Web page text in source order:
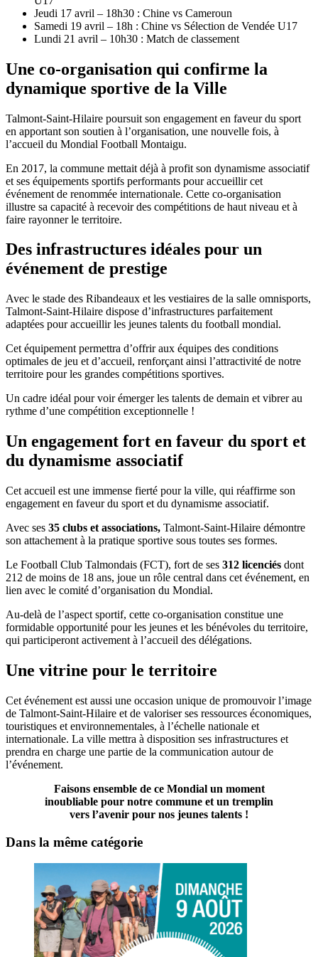
Jeudi 17 avril – 18h30 : Chine vs Cameroun
Samedi 19 avril – 18h : Chine vs Sélection de Vendée U17
Lundi 21 avril – 10h30 : Match de classement
Une co-organisation qui confirme la
dynamique sportive de la Ville
Talmont-Saint-Hilaire poursuit son engagement en faveur du sport
en apportant son soutien à l’organisation, une nouvelle fois, à
l’accueil du Mondial Football Montaigu.
En 2017, la commune mettait déjà à profit son dynamisme associatif
et ses équipements sportifs performants pour accueillir cet
événement de renommée internationale. Cette co-organisation
illustre sa capacité à recevoir des compétitions de haut niveau et à
faire rayonner le territoire.
Des infrastructures idéales pour un
événement de prestige
Avec le stade des Ribandeaux et les vestiaires de la salle omnisports,
Talmont-Saint-Hilaire dispose d’infrastructures parfaitement
adaptées pour accueillir les jeunes talents du football mondial.
Cet équipement permettra d’offrir aux équipes des conditions
optimales de jeu et d’accueil, renforçant ainsi l’attractivité de notre
territoire pour les grandes compétitions sportives.
Un cadre idéal pour voir émerger les talents de demain et vibrer au
rythme d’une compétition exceptionnelle !
Un engagement fort en faveur du sport et
du dynamisme associatif
Cet accueil est une immense fierté pour la ville, qui réaffirme son
engagement en faveur du sport et du dynamisme associatif.
Avec ses 35 clubs et associations, Talmont-Saint-Hilaire démontre
son attachement à la pratique sportive sous toutes ses formes.
Le Football Club Talmondais (FCT), fort de ses 312 licenciés dont
212 de moins de 18 ans, joue un rôle central dans cet événement, en
lien avec le comité d’organisation du Mondial.
Au-delà de l’aspect sportif, cette co-organisation constitue une
formidable opportunité pour les jeunes et les bénévoles du territoire,
qui participeront activement à l’accueil des délégations.
Une vitrine pour le territoire
Cet événement est aussi une occasion unique de promouvoir l’image
de Talmont-Saint-Hilaire et de valoriser ses ressources économiques,
touristiques et environnementales, à l’échelle nationale et
internationale. La ville mettra à disposition ses infrastructures et
prendra en charge une partie de la communication autour de
l’événement.
Faisons ensemble de ce Mondial un moment
inoubliable pour notre commune et un tremplin
vers l’avenir pour nos jeunes talents !
Dans la même catégorie